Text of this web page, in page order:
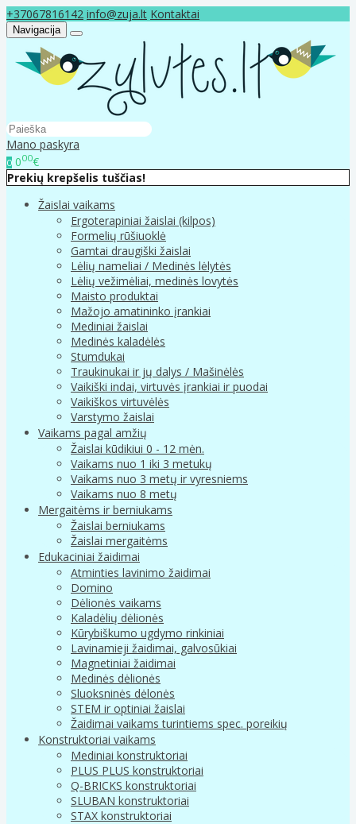
+37067816142 info@zuja.lt Kontaktai
Navigacija
Mano paskyra
0 000€
Prekių krepšelis tuščias!
Žaislai vaikams
Ergoterapiniai žaislai (kilpos)
Formelių rūšiuoklė
Gamtai draugiški žaislai
Lėlių nameliai / Medinės lėlytės
Lėlių vežimėliai, medinės lovytės
Maisto produktai
Mažojo amatininko įrankiai
Mediniai žaislai
Medinės kaladėlės
Stumdukai
Traukinukai ir jų dalys / Mašinėlės
Vaikiški indai, virtuvės įrankiai ir puodai
Vaikiškos virtuvėlės
Varstymo žaislai
Vaikams pagal amžių
Žaislai kūdikiui 0 - 12 mėn.
Vaikams nuo 1 iki 3 metukų
Vaikams nuo 3 metų ir vyresniems
Vaikams nuo 8 metų
Mergaitėms ir berniukams
Žaislai berniukams
Žaislai mergaitėms
Edukaciniai žaidimai
Atminties lavinimo žaidimai
Domino
Dėlionės vaikams
Kaladėlių dėlionės
Kūrybiškumo ugdymo rinkiniai
Lavinamieji žaidimai, galvosūkiai
Magnetiniai žaidimai
Medinės dėlionės
Sluoksninės dėlonės
STEM ir optiniai žaislai
Žaidimai vaikams turintiems spec. poreikių
Konstruktoriai vaikams
Mediniai konstruktoriai
PLUS PLUS konstruktoriai
Q-BRICKS konstruktoriai
SLUBAN konstruktoriai
STAX konstruktoriai